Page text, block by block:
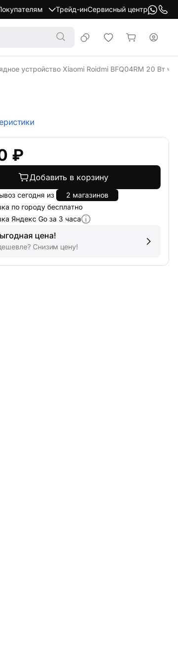
Трейд-инСервисный центр
устройство Xiaomi Roidmi BFQ04RM 20 Вт
₽
Добавить в корзину
сегодня из
2 магазинов
по городу бесплатно
Яндекс Go за 3 часа
цена!
Снизим цену!